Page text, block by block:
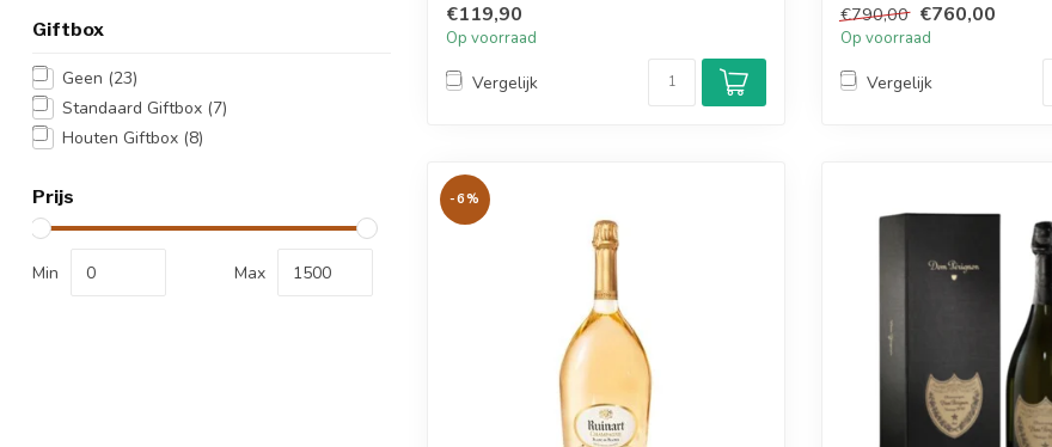
Giftbox
Geen (23)
Standaard Giftbox (7)
Houten Giftbox (8)
Prijs
Min Max
€119,90
Op voorraad
Vergelijk
€790,00 €760,00
Op voorraad
Vergelijk
-6%